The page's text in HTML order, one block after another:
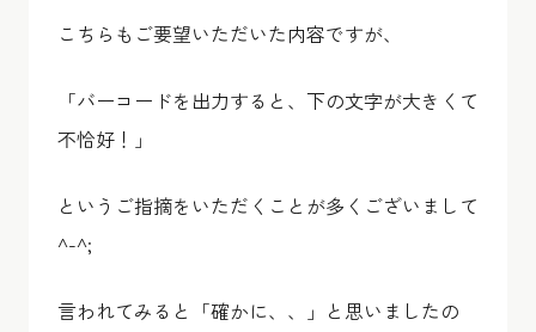
こちらもご要望いただいた内容ですが、
「バーコードを出力すると、下の文字が大きくて
不恰好！」
というご指摘をいただくことが多くございまして
^-^;
言われてみると「確かに、、」と思いましたの